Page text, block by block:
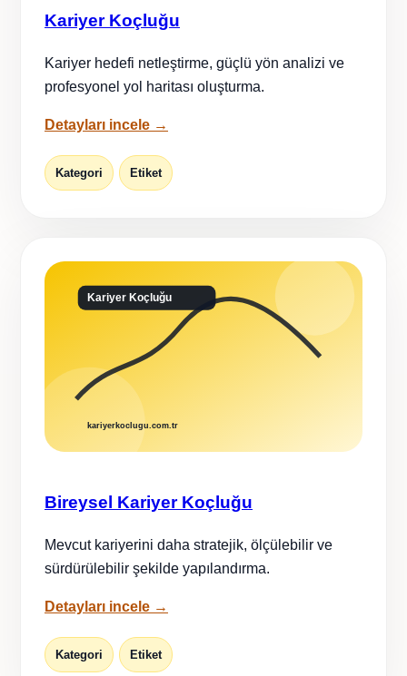
Kariyer Koçluğu
Kariyer hedefi netleştirme, güçlü yön analizi ve
profesyonel yol haritası oluşturma.
Detayları incele →
Kategori Etiket
Bireysel Kariyer Koçluğu
Mevcut kariyerini daha stratejik, ölçülebilir ve
sürdürülebilir şekilde yapılandırma.
Detayları incele →
Kategori Etiket